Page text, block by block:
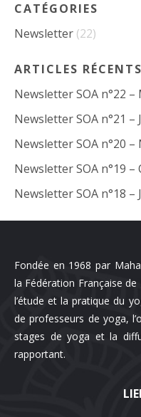
CATÉGORIES
Newsletter (22)
ARTICLES RÉCENTS
Newsletter SOA n°22 –
Newsletter SOA n°21 –
Newsletter SOA n°20
Newsletter SOA n°19 –
Newsletter SOA n°18 –
Fondée en 1968 par
la Fédération Française
l’étude et la pratique du
de professeurs de yoga,
stages de yoga et la
rapportant.